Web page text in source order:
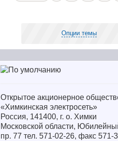
Опции темы
Открытое акционерное
«Химкинская электросеть»
Россия, 141400, г. о. Химки
Московской области,
пр. 77 тел. 571-02-26, факс 571-